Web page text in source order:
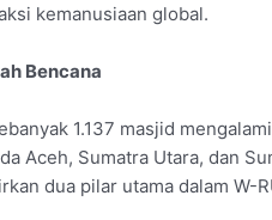
kemanusiaan global.
Bencana
1.137 masjid
Aceh, Sumatra Utara, dan
dua pilar utama dalam W-